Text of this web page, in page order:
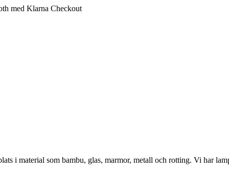
med Klarna Checkout
i material som bambu, glas, marmor, metall och rotting. Vi har